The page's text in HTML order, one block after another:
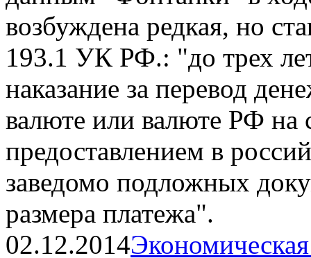
возбуждена редкая, но
193.1 УК РФ.: "до трех
наказание за перевод
валюте или валюте РФ на
предоставлением в
заведомо подложных
размера платежа".
02.12.2014